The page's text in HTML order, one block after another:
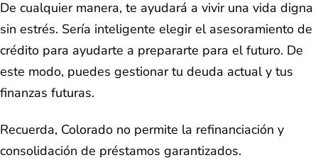
De cualquier manera, te ayudará a vivir una vida digna
sin estrés. Sería inteligente elegir el asesoramiento de
crédito para ayudarte a prepararte para el futuro. De
este modo, puedes gestionar tu deuda actual y tus
finanzas futuras.
Recuerda, Colorado no permite la refinanciación y
consolidación de préstamos garantizados.